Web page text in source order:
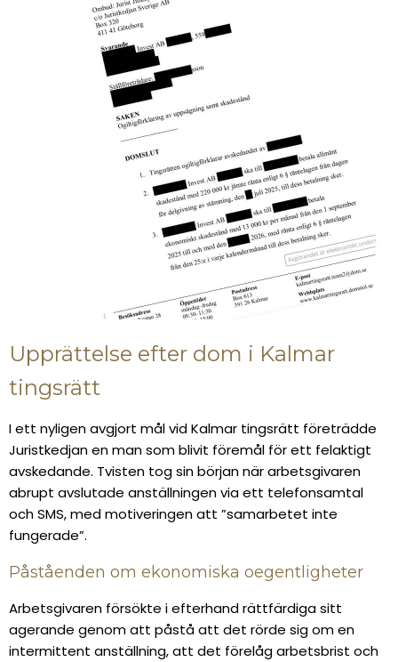
Upprättelse efter dom i Kalmar
tingsrätt
I ett nyligen avgjort mål vid Kalmar tingsrätt företrädde
Juristkedjan en man som blivit föremål för ett felaktigt
avskedande. Tvisten tog sin början när arbetsgivaren
abrupt avslutade anställningen via ett telefonsamtal
och SMS, med motiveringen att ”samarbetet inte
fungerade”.
Påståenden om ekonomiska oegentligheter
Arbetsgivaren försökte i efterhand rättfärdiga sitt
agerande genom att påstå att det rörde sig om en
intermittent anställning, att det förelåg arbetsbrist och